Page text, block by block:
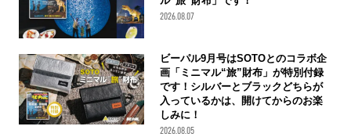
2026.08.07
ビーパル9月号はSOTOとのコラボ企
画「ミニマル“旅”財布」が特別付録
です！シルバーとブラックどちらが
入っているかは、開けてからのお楽
しみに！
2026.08.05